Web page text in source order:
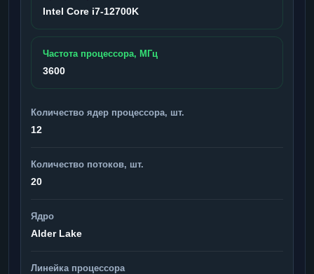
Intel Core i7-12700K
Частота процессора, МГц
3600
Количество ядер процессора, шт.
12
Количество потоков, шт.
20
Ядро
Alder Lake
Линейка процессора